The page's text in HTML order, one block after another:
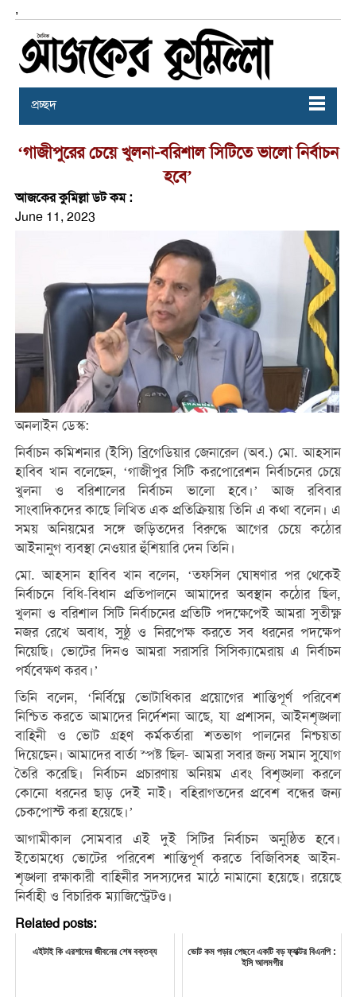
,
প্রচ্ছদ
‘গাজীপুরের চেয়ে খুলনা-বরিশাল সিটিতে ভালো নির্বাচন
হবে’
আজকের কুমিল্লা ডট কম :
June 11, 2023
অনলাইন ডেস্ক:
নির্বাচন কমিশনার (ইসি) ব্রিগেডিয়ার জেনারেল (অব.) মো. আহসান
হাবিব খান বলেছেন, ‘গাজীপুর সিটি করপোরেশন নির্বাচনের চেয়ে
খুলনা ও বরিশালের নির্বাচন ভালো হবে।’ আজ রবিবার
সাংবাদিকদের কাছে লিখিত এক প্রতিক্রিয়ায় তিনি এ কথা বলেন। এ
সময় অনিয়মের সঙ্গে জড়িতদের বিরুদ্ধে আগের চেয়ে কঠোর
আইনানুগ ব্যবস্থা নেওয়ার হুঁশিয়ারি দেন তিনি।
মো. আহসান হাবিব খান বলেন, ‘তফসিল ঘোষণার পর থেকেই
নির্বাচনে বিধি-বিধান প্রতিপালনে আমাদের অবস্থান কঠোর ছিল,
খুলনা ও বরিশাল সিটি নির্বাচনের প্রতিটি পদক্ষেপেই আমরা সুতীক্ষ্ণ
নজর রেখে অবাধ, সুষ্ঠু ও নিরপেক্ষ করতে সব ধরনের পদক্ষেপ
নিয়েছি। ভোটের দিনও আমরা সরাসরি সিসিক্যামেরায় এ নির্বাচন
পর্যবেক্ষণ করব।’
তিনি বলেন, ‘নির্বিঘ্নে ভোটাধিকার প্রয়োগের শান্তিপূর্ণ পরিবেশ
নিশ্চিত করতে আমাদের নির্দেশনা আছে, যা প্রশাসন, আইনশৃঙ্খলা
বাহিনী ও ভোট গ্রহণ কর্মকর্তারা শতভাগ পালনের নিশ্চয়তা
দিয়েছেন। আমাদের বার্তা স্পষ্ট ছিল- আমরা সবার জন্য সমান সুযোগ
তৈরি করেছি। নির্বাচন প্রচারণায় অনিয়ম এবং বিশৃঙ্খলা করলে
কোনো ধরনের ছাড় দেই নাই। বহিরাগতদের প্রবেশ বন্ধের জন্য
চেকপোস্ট করা হয়েছে।’
আগামীকাল সোমবার এই দুই সিটির নির্বাচন অনুষ্ঠিত হবে।
ইতোমধ্যে ভোটের পরিবেশ শান্তিপূর্ণ করতে বিজিবিসহ আইন-
শৃঙ্খলা রক্ষাকারী বাহিনীর সদস্যদের মাঠে নামানো হয়েছে। রয়েছে
নির্বাহী ও বিচারিক ম্যাজিস্ট্রেটও।
Related posts:
এইটাই কি এরশাদের জীবনের শেষ বক্তব্য
ভোট কম পড়ার পেছনে একটি বড় ফ্যাক্টর বিএনপি :
ইসি আলমগীর